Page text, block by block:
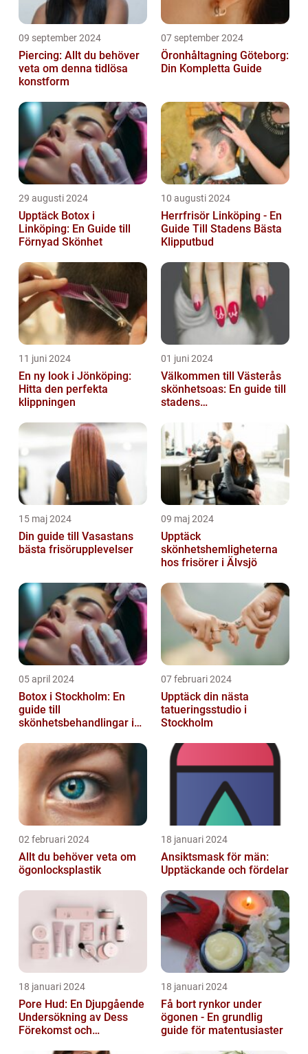
09 september 2024
Piercing: Allt du behöver
veta om denna tidlösa
konstform
07 september 2024
Öronhåltagning Göteborg:
Din Kompletta Guide
29 augusti 2024
Upptäck Botox i
Linköping: En Guide till
Förnyad Skönhet
10 augusti 2024
Herrfrisör Linköping - En
Guide Till Stadens Bästa
Klipputbud
11 juni 2024
En ny look i Jönköping:
Hitta den perfekta
klippningen
01 juni 2024
Välkommen till Västerås
skönhetsoas: En guide till
stadens
15 maj 2024
Din guide till Vasastans
bästa frisörupplevelser
09 maj 2024
Upptäck
skönhetshemligheterna
hos frisörer i Älvsjö
05 april 2024
Botox i Stockholm: En
guide till
skönhetsbehandlingar i
07 februari 2024
Upptäck din nästa
tatueringsstudio i
Stockholm
02 februari 2024
Allt du behöver veta om
ögonlocksplastik
18 januari 2024
Ansiktsmask för män:
Upptäckande och fördelar
18 januari 2024
Pore Hud: En Djupgående
Undersökning av Dess
Förekomst och
18 januari 2024
Få bort rynkor under
ögonen - En grundlig
guide för matentusiaster